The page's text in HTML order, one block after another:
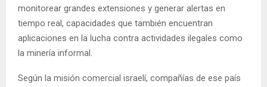
monitorear grandes extensiones y generar alertas en
tiempo real, capacidades que también encuentran
aplicaciones en la lucha contra actividades ilegales como
la minería informal.
Según la misión comercial israelí, compañías de ese país